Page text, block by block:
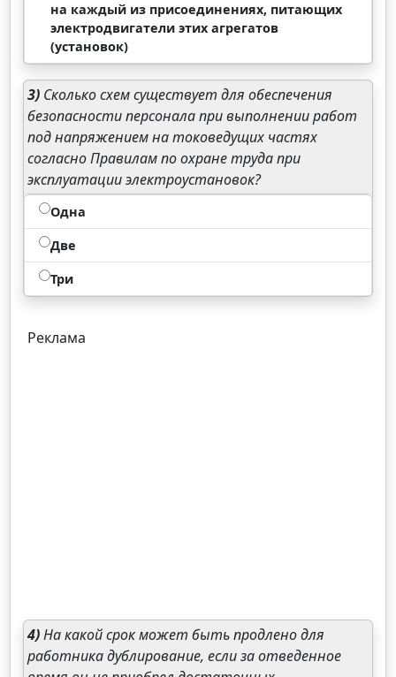
на каждый из присоединениях, питающих
электродвигатели этих агрегатов
(установок)
3) Сколько схем существует для обеспечения
безопасности персонала при выполнении работ
под напряжением на токоведущих частях
согласно Правилам по охране труда при
эксплуатации электроустановок?
Одна
Две
Три
Реклама
4)На какой срок может быть продлено для
работника дублирование, если за отведенное